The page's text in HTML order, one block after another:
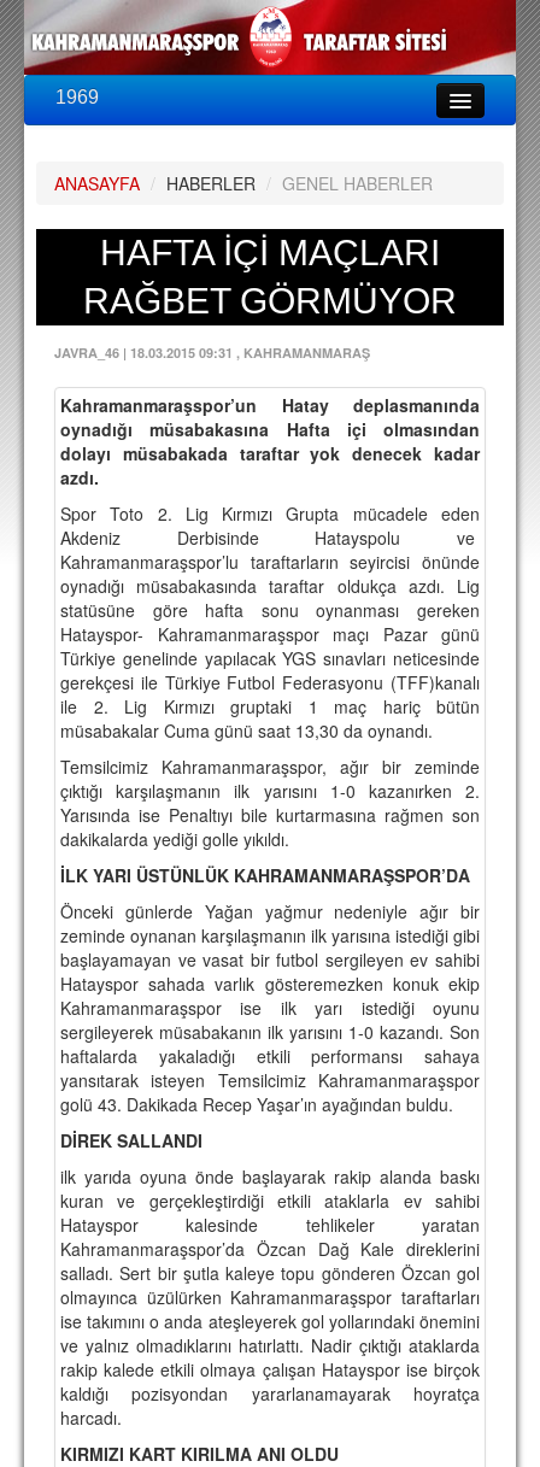
1969
PUAN DURUMU
FİKSTÜR
A TAKIM KADROSU
TEKNİK KADRO
TRANSFERLER
TARAFTAR
BİLETLER
DEPLASMAN
LİSANSLI ÜRÜNLER
MULTİMEDYA
FOTOĞRAF & VİDEOLAR
MARŞ & TEZAHÜRATLAR
KULÜP
AMBLEM
SPOR TESİSLERİ
YÖNETİM KURULU
PERSONEL
SPONSORLAR
TARİHÇE
TARİHİ BAŞARILAR
BASINDAN
KUPA MAÇLARI
ESKi BAŞKANLAR
ESKİ HOCALAR
HAKKIMIZDA
MİSYON
HAKKIMIZDA
ANASAYFA / HABERLER / GENEL HABERLER
HAFTA İÇİ MAÇLARI
RAĞBET GÖRMÜYOR
JAVRA_46 | 18.03.2015 09:31 , KAHRAMANMARAŞ
Kahramanmaraşspor’un Hatay deplasmanında
oynadığı müsabakasına Hafta içi olmasından
dolayı müsabakada taraftar yok denecek kadar
azdı.
Spor Toto 2. Lig Kırmızı Grupta mücadele eden
Akdeniz Derbisinde Hatayspolu ve
Kahramanmaraşspor’lu taraftarların seyircisi önünde
oynadığı müsabakasında taraftar oldukça azdı. Lig
statüsüne göre hafta sonu oynanması gereken
Hatayspor- Kahramanmaraşspor maçı Pazar günü
Türkiye genelinde yapılacak YGS sınavları neticesinde
gerekçesi ile Türkiye Futbol Federasyonu (TFF)kanalı
ile 2. Lig Kırmızı gruptaki 1 maç hariç bütün
müsabakalar Cuma günü saat 13,30 da oynandı.
Temsilcimiz Kahramanmaraşspor, ağır bir zeminde
çıktığı karşılaşmanın ilk yarısını 1-0 kazanırken 2.
Yarısında ise Penaltıyı bile kurtarmasına rağmen son
dakikalarda yediği golle yıkıldı.
İLK YARI ÜSTÜNLÜK KAHRAMANMARAŞSPOR’DA
Önceki günlerde Yağan yağmur nedeniyle ağır bir
zeminde oynanan karşılaşmanın ilk yarısına istediği gibi
başlayamayan ve vasat bir futbol sergileyen ev sahibi
Hatayspor sahada varlık gösteremezken konuk ekip
Kahramanmaraşspor ise ilk yarı istediği oyunu
sergileyerek müsabakanın ilk yarısını 1-0 kazandı. Son
haftalarda yakaladığı etkili performansı sahaya
yansıtarak isteyen Temsilcimiz Kahramanmaraşspor
golü 43. Dakikada Recep Yaşar’ın ayağından buldu.
DİREK SALLANDI
ilk yarıda oyuna önde başlayarak rakip alanda baskı
kuran ve gerçekleştirdiği etkili ataklarla ev sahibi
Hatayspor kalesinde tehlikeler yaratan
Kahramanmaraşspor’da Özcan Dağ Kale direklerini
salladı. Sert bir şutla kaleye topu gönderen Özcan gol
olmayınca üzülürken Kahramanmaraşspor taraftarları
ise takımını o anda ateşleyerek gol yollarındaki önemini
ve yalnız olmadıklarını hatırlattı. Nadir çıktığı ataklarda
rakip kalede etkili olmaya çalışan Hatayspor ise birçok
kaldığı pozisyondan yararlanamayarak hoyratça
harcadı.
KIRMIZI KART KIRILMA ANI OLDU